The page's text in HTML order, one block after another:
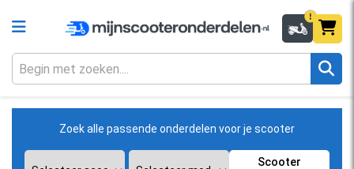
Zoek alle passende onderdelen voor je scooter
Scooter